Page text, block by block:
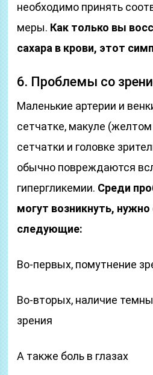
необходимо принять
меры. Как только вы
сахара в крови, этот
6. Проблемы со
Маленькие артерии и
сетчатке, макуле
сетчатки и головке
обычно повреждаются
гипергликемии. Среди
могут возникнуть,
следующие:
Во-первых, помутнение
Во-вторых, наличие
зрения
А также боль в глазах